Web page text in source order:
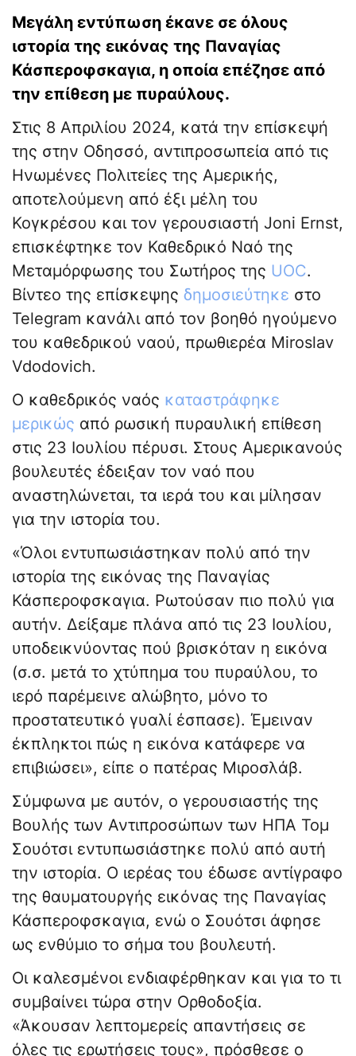
Μεγάλη εντύπωση έκανε σε όλους
ιστορία της εικόνας της Παναγίας
Κάσπεροφσκαγια, η οποία επέζησε από
την επίθεση με πυραύλους.
Στις 8 Απριλίου 2024, κατά την επίσκεψή
της στην Οδησσό, αντιπροσωπεία από τις
Ηνωμένες Πολιτείες της Αμερικής,
αποτελούμενη από έξι μέλη του
Κογκρέσου και τον γερουσιαστή Joni Ernst,
επισκέφτηκε τον Καθεδρικό Ναό της
Μεταμόρφωσης του Σωτήρος της UOC.
Βίντεο της επίσκεψης δημοσιεύτηκε στο
Telegram κανάλι από τον βοηθό ηγούμενο
του καθεδρικού ναού, πρωθιερέα Miroslav
Vdodovich.
Ο καθεδρικός ναός καταστράφηκε
μερικώς από ρωσική πυραυλική επίθεση
στις 23 Ιουλίου πέρυσι. Στους Αμερικανούς
βουλευτές έδειξαν τον ναό που
αναστηλώνεται, τα ιερά του και μίλησαν
για την ιστορία του.
«Όλοι εντυπωσιάστηκαν πολύ από την
ιστορία της εικόνας της Παναγίας
Κάσπεροφσκαγια. Ρωτούσαν πιο πολύ για
αυτήν. Δείξαμε πλάνα από τις 23 Ιουλίου,
υποδεικνύοντας πού βρισκόταν η εικόνα
(σ.σ. μετά το χτύπημα του πυραύλου, το
ιερό παρέμεινε αλώβητο, μόνο το
προστατευτικό γυαλί έσπασε). Έμειναν
έκπληκτοι πώς η εικόνα κατάφερε να
επιβιώσει», είπε ο πατέρας Μιροσλάβ.
Σύμφωνα με αυτόν, ο γερουσιαστής της
Βουλής των Αντιπροσώπων των ΗΠΑ Τομ
Σουότσι εντυπωσιάστηκε πολύ από αυτή
την ιστορία. Ο ιερέας του έδωσε αντίγραφο
της θαυματουργής εικόνας της Παναγίας
Κάσπεροφσκαγια, ενώ ο Σουότσι άφησε
ως ενθύμιο το σήμα του βουλευτή.
Οι καλεσμένοι ενδιαφέρθηκαν και για το τι
συμβαίνει τώρα στην Ορθοδοξία.
«Άκουσαν λεπτομερείς απαντήσεις σε
όλες τις ερωτήσεις τους», πρόσθεσε ο